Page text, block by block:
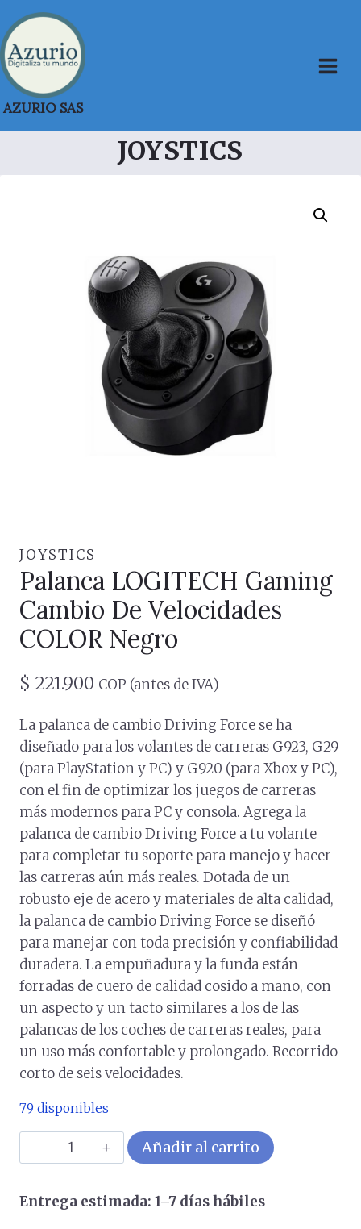
Saltar
al
contenido
AZURIO SAS
JOYSTICS
JOYSTICS
Palanca LOGITECH Gaming
Cambio De Velocidades
COLOR Negro
$ 221.900 COP (antes de IVA)
La palanca de cambio Driving Force se ha
diseñado para los volantes de carreras G923, G29
(para PlayStation y PC) y G920 (para Xbox y PC),
con el fin de optimizar los juegos de carreras
más modernos para PC y consola. Agrega la
palanca de cambio Driving Force a tu volante
para completar tu soporte para manejo y hacer
las carreras aún más reales. Dotada de un
robusto eje de acero y materiales de alta calidad,
la palanca de cambio Driving Force se diseñó
para manejar con toda precisión y confiabilidad
duradera. La empuñadura y la funda están
forradas de cuero de calidad cosido a mano, con
un aspecto y un tacto similares a los de las
palancas de los coches de carreras reales, para
un uso más confortable y prolongado. Recorrido
corto de seis velocidades.
79 disponibles
Palanca
LOGITECH
Cambio
Añadir al carrito
Entrega estimada: 1–7 días hábiles